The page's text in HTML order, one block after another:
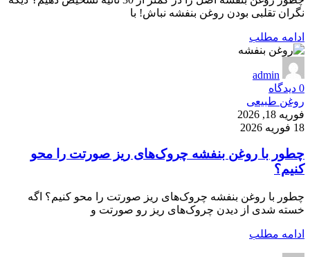
نگران تقلبی بودن روغن بنفشه نباش! با
ادامه مطلب
admin
0 دیدگاه
روغن طبیعی
فوریه 18, 2026
18 فوریه 2026
چطور با روغن بنفشه چروک‌های ریز صورتت را محو
کنیم؟
چطور با روغن بنفشه چروک‌های ریز صورتت را محو کنیم؟ اگه
خسته شدی از دیدن چروک‌های ریز رو صورتت و
ادامه مطلب